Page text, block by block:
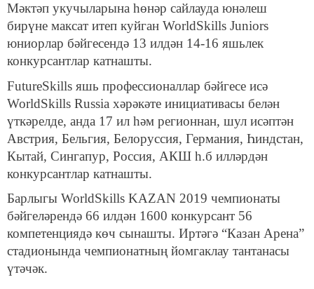
Мәктәп укучыларына һөнәр сайлауда юнәлеш
бирүне максат итеп куйган WorldSkills Juniors
юниорлар бәйгесендә 13 илдән 14-16 яшьлек
конкурсантлар катнашты.
FutureSkills яшь профессионаллар бәйгесе исә
WorldSkills Russia хәрәкәте инициативасы белән
үткәрелде, анда 17 ил һәм регионнан, шул исәптән
Австрия, Бельгия, Белоруссия, Германия, Һиндстан,
Кытай, Сингапур, Россия, АКШ һ.б илләрдән
конкурсантлар катнашты.
Барлыгы WorldSkills KAZAN 2019 чемпионаты
бәйгеләрендә 66 илдән 1600 конкурсант 56
компетенциядә көч сынашты. Иртәгә “Казан Арена”
стадионында чемпионатның йомгаклау тантанасы
үтәчәк.